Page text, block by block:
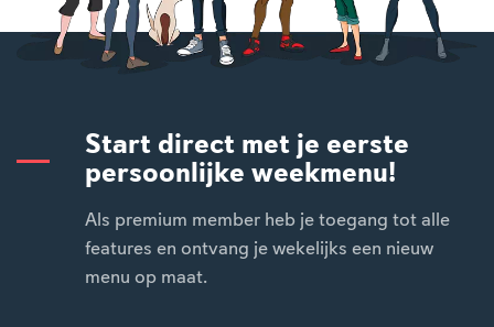
Start direct met je eerste
persoonlijke weekmenu!
Als premium member heb je toegang tot alle
features en ontvang je wekelijks een nieuw
menu op maat.